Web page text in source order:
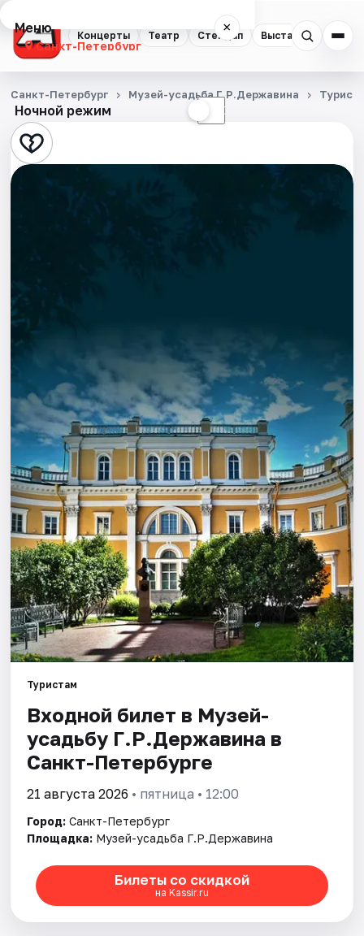
Концерты Театр Стендап Выставки
Меню ×
Санкт-Петербург
Концерты
Театр
Стендап
Спорт
Города
Площадки
Артисты
Рейтинги
Ночной режим ☾
Санкт-Петербург Музей-усадьба Г.Р.Державина
Туристам
Входной билет в Музей-
усадьбу Г.Р.Державина в
Санкт-Петербурге
21 августа 2026 • пятница • 12:00
Город: Санкт-Петербург
Площадка: Музей-усадьба Г.Р.Державина
Билеты со скидкой
на Kassir.ru